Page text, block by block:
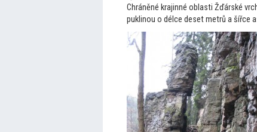
Chráněné krajinné oblasti Žďárské
puklinou o délce deset metrů a šířce